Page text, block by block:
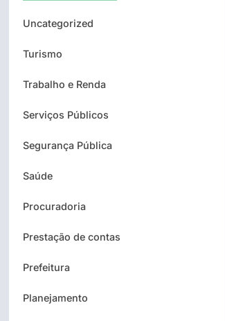
Uncategorized
Turismo
Trabalho e Renda
Serviços Públicos
Segurança Pública
Saúde
Procuradoria
Prestação de contas
Prefeitura
Planejamento